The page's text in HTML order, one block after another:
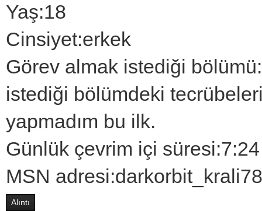
Yaş:18
Cinsiyet:erkek
Görev almak istediği
istediği bölümdeki
yapmadım bu ilk.
Günlük çevrim içi süresi:7:24
MSN
Alıntı